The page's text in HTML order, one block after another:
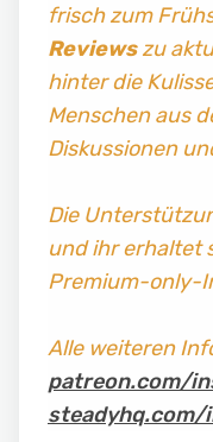
frisch zum
Reviewszu
hinter die
Menschen aus
Diskussionen
Die
und ihr erhaltet
Premium-only-
Alle weiteren
patreon.com/
steadyhq.com/